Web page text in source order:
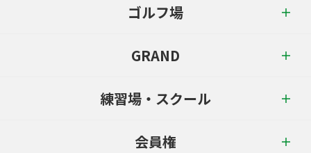
ゴルフ場
GRAND
練習場・スクール
会員権